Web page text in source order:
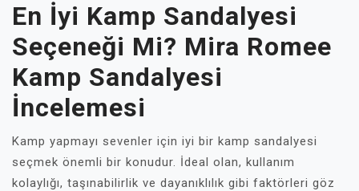
En İyi Kamp Sandalyesi
Seçeneği Mi? Mira Romee
Kamp Sandalyesi
İncelemesi
Kamp yapmayı sevenler için iyi bir kamp sandalyesi
seçmek önemli bir konudur. İdeal olan, kullanım
kolaylığı, taşınabilirlik ve dayanıklılık gibi faktörleri göz